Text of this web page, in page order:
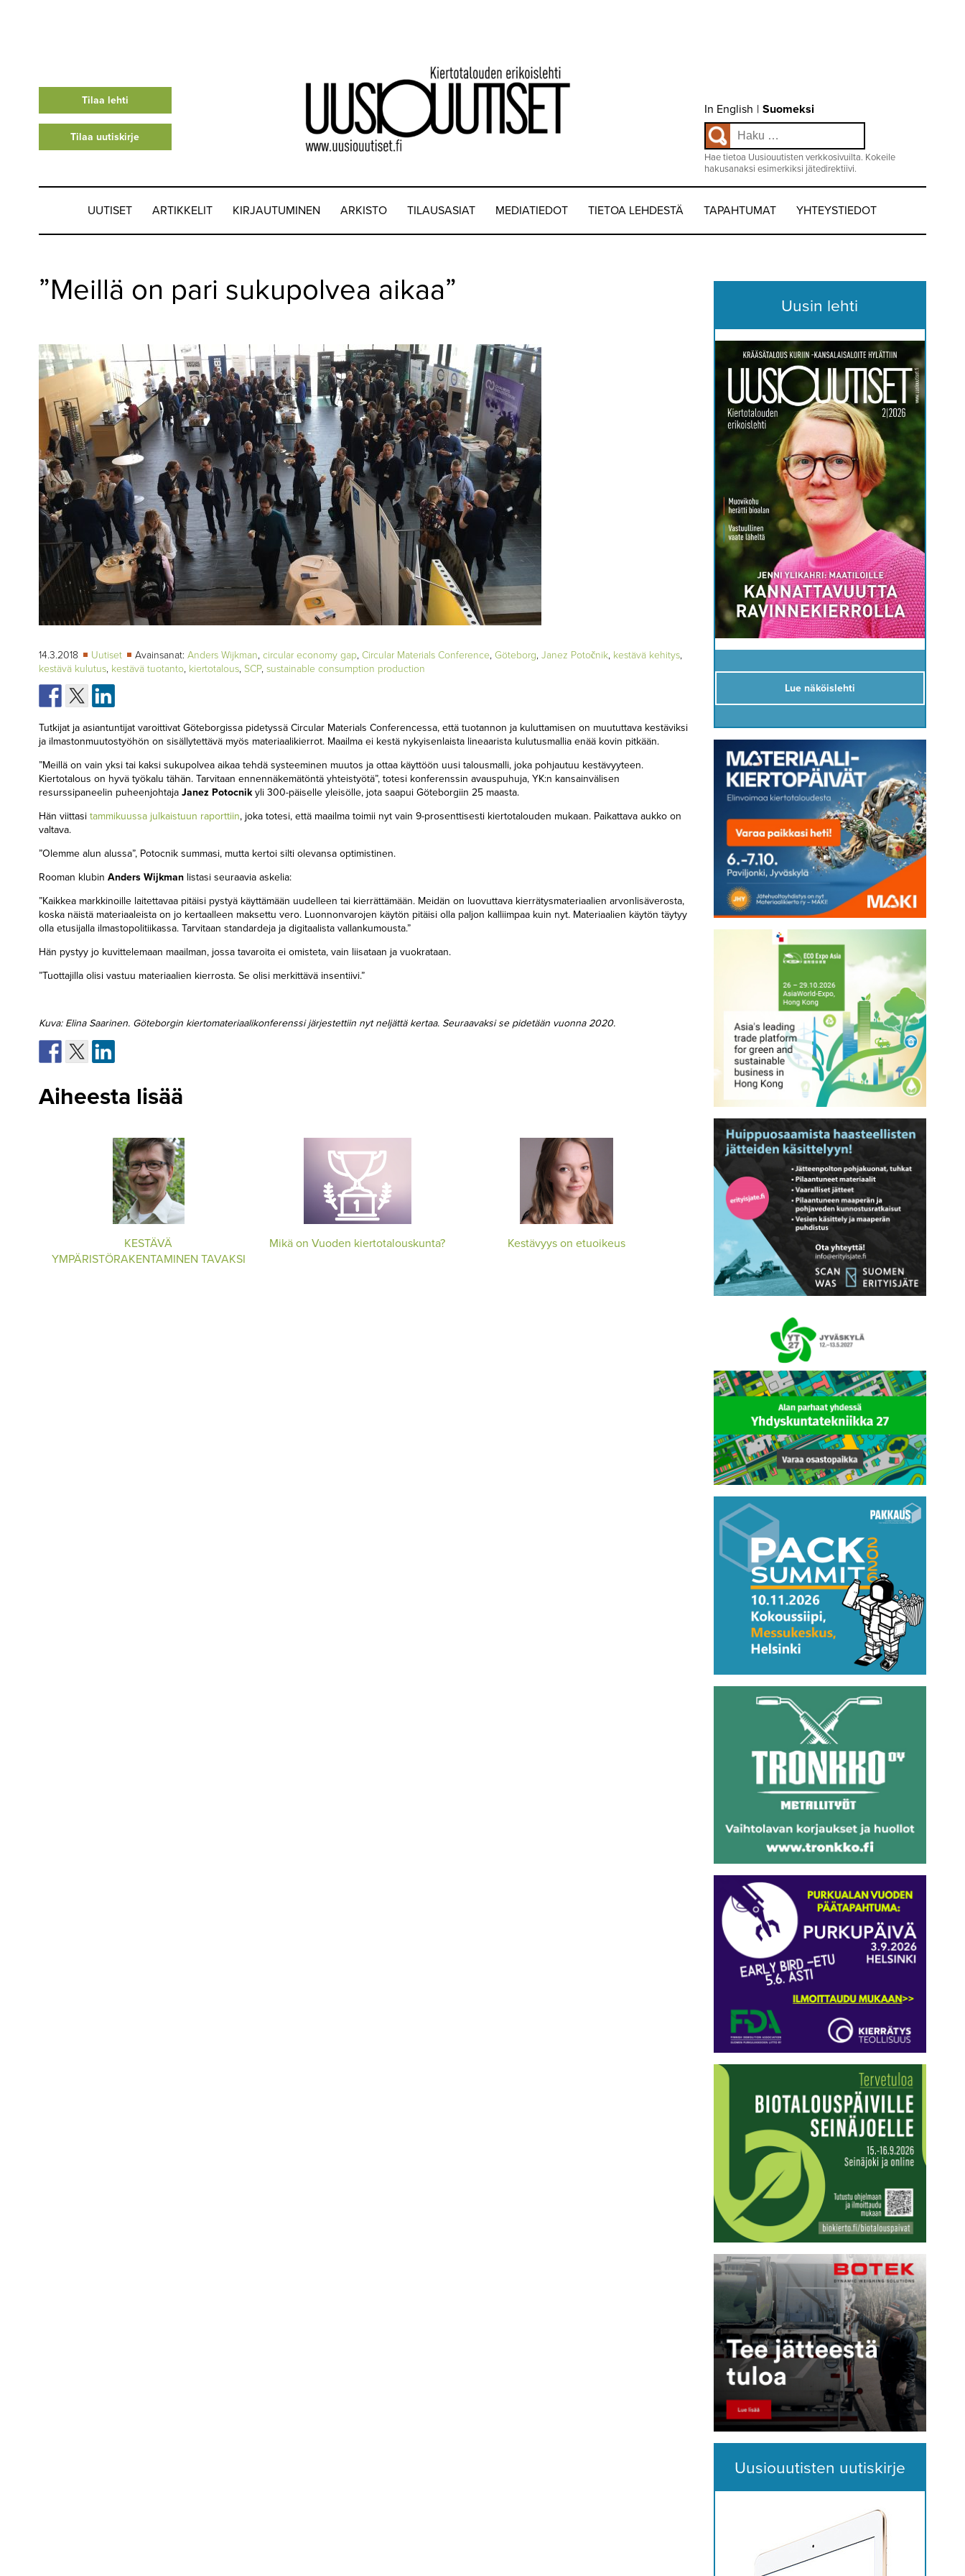
Tilaa lehti
Tilaa uutiskirje
Choose
language
Valitse
kieli:
In English | Suomeksi
Haku:
Hae tietoa Uusiouutisten verkkosivuilta. Kokeile
hakusanaksi esimerkiksi jätedirektiivi.
UUTISET ARTIKKELIT KIRJAUTUMINEN ARKISTO TILAUSASIAT MEDIATIEDOT TIETOA LEHDESTÄ TAPAHTUMAT YHTEYSTIEDOT
ARTIKKELIT
ARKISTO
TILAUSASIAT
MEDIATIEDOT
TIETOA
LEHDESTÄ
TAPAHTUMAT
YHTEYSTIEDOT
”Meillä on pari sukupolvea aikaa”
14.3.2018 Uutiset Avainsanat: Anders Wijkman, circular economy gap, Circular Materials Conference, Göteborg, Janez Potočnik, kestävä kehitys,
kestävä kulutus, kestävä tuotanto, kiertotalous, SCP, sustainable consumption production
Tutkijat ja asiantuntijat varoittivat Göteborgissa pidetyssä Circular Materials Conferencessa, että tuotannon ja kuluttamisen on muututtava kestäviksi
ja ilmastonmuutostyöhön on sisällytettävä myös materiaalikierrot. Maailma ei kestä nykyisenlaista lineaarista kulutusmallia enää kovin pitkään.
”Meillä on vain yksi tai kaksi sukupolvea aikaa tehdä systeeminen muutos ja ottaa käyttöön uusi talousmalli, joka pohjautuu kestävyyteen.
Kiertotalous on hyvä työkalu tähän. Tarvitaan ennennäkemätöntä yhteistyötä”, totesi konferenssin avauspuhuja, YK:n kansainvälisen
resurssipaneelin puheenjohtaja Janez Potocnikyli 300-päiselle yleisölle, jota saapui Göteborgiin 25 maasta.
Hän viittasi tammikuussa julkaistuun raporttiin, joka totesi, että maailma toimii nyt vain 9-prosenttisesti kiertotalouden mukaan. Paikattava aukko on
valtava.
”Olemme alun alussa”, Potocnik summasi, mutta kertoi silti olevansa optimistinen.
Rooman klubin Anders Wijkmanlistasi seuraavia askelia:
”Kaikkea markkinoille laitettavaa pitäisi pystyä käyttämään uudelleen tai kierrättämään. Meidän on luovuttava kierrätysmateriaalien arvonlisäverosta,
koska näistä materiaaleista on jo kertaalleen maksettu vero. Luonnonvarojen käytön pitäisi olla paljon kalliimpaa kuin nyt. Materiaalien käytön täytyy
olla etusijalla ilmastopolitiikassa. Tarvitaan standardeja ja digitaalista vallankumousta.”
Hän pystyy jo kuvittelemaan maailman, jossa tavaroita ei omisteta, vain liisataan ja vuokrataan.
”Tuottajilla olisi vastuu materiaalien kierrosta. Se olisi merkittävä insentiivi.”
Kuva: Elina Saarinen. Göteborgin kiertomateriaalikonferenssi järjestettiin nyt neljättä kertaa. Seuraavaksi se pidetään vuonna 2020.
Aiheesta lisää
KESTÄVÄ
YMPÄRISTÖRAKENTAMINEN TAVAKSI
Mikä on Vuoden kiertotalouskunta? Kestävyys on etuoikeus
Uusin lehti
Lue näköislehti
Uusiouutisten uutiskirje